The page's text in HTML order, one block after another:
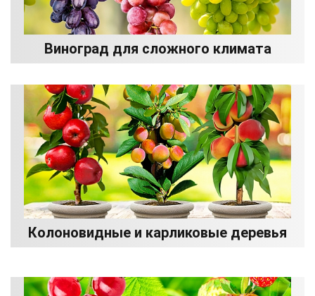
Виноград для сложного климата
Колоновидные и карликовые деревья